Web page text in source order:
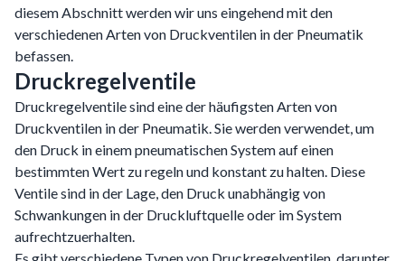
diesem Abschnitt werden wir uns eingehend mit den
verschiedenen Arten von Druckventilen in der Pneumatik
befassen.
Druckregelventile
Druckregelventile sind eine der häufigsten Arten von
Druckventilen in der Pneumatik. Sie werden verwendet, um
den Druck in einem pneumatischen System auf einen
bestimmten Wert zu regeln und konstant zu halten. Diese
Ventile sind in der Lage, den Druck unabhängig von
Schwankungen in der Druckluftquelle oder im System
aufrechtzuerhalten.